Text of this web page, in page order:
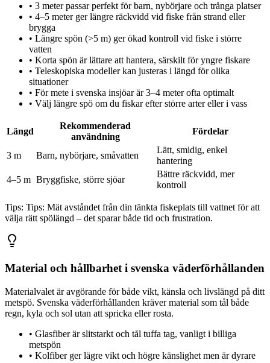
• 3 meter passar perfekt för barn, nybörjare och trånga platser
• 4–5 meter ger längre räckvidd vid fiske från strand eller
brygga
• Längre spön (>5 m) ger ökad kontroll vid fiske i större
vatten
• Korta spön är lättare att hantera, särskilt för yngre fiskare
• Teleskopiska modeller kan justeras i längd för olika
situationer
• För mete i svenska insjöar är 3–4 meter ofta optimalt
• Välj längre spö om du fiskar efter större arter eller i vass
Längd
Rekommenderad
användning
Fördelar
3 m Barn, nybörjare, småvatten
Lätt, smidig, enkel
hantering
4–5 m Bryggfiske, större sjöar
Bättre räckvidd, mer
kontroll
Tips: Tips: Mät avståndet från din tänkta fiskeplats till vattnet för att
välja rätt spölängd – det sparar både tid och frustration.
Material och hållbarhet i svenska väderförhållanden
Materialvalet är avgörande för både vikt, känsla och livslängd på ditt
metspö. Svenska väderförhållanden kräver material som tål både
regn, kyla och sol utan att spricka eller rosta.
• Glasfiber är slitstarkt och tål tuffa tag, vanligt i billiga
metspön
• Kolfiber ger lägre vikt och högre känslighet men är dyrare